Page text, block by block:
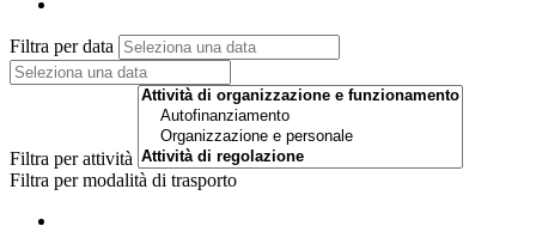
Filtra per data
Filtra per attività
Filtra per modalità di trasporto